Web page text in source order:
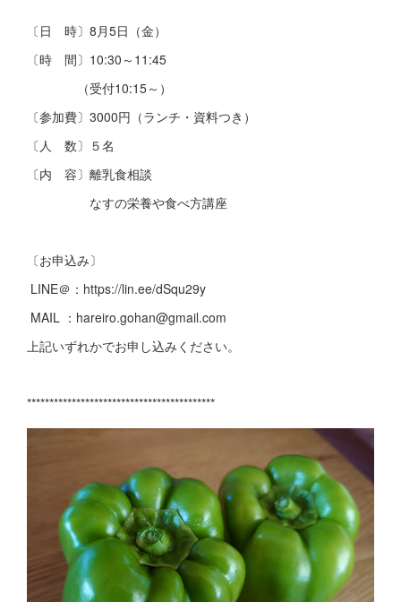
〔日 時〕8月5日（金）
〔時 間〕10:30～11:45
（受付10:15～）
〔参加費〕3000円（ランチ・資料つき）
〔人 数〕５名
〔内 容〕離乳食相談
なすの栄養や食べ方講座
〔お申込み〕
LINE＠：https://lin.ee/dSqu29y
MAIL ：hareiro.gohan@gmail.com
上記いずれかでお申し込みください。
******************************************